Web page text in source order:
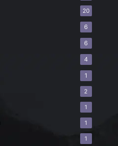
20
6
6
4
1
2
1
1
1